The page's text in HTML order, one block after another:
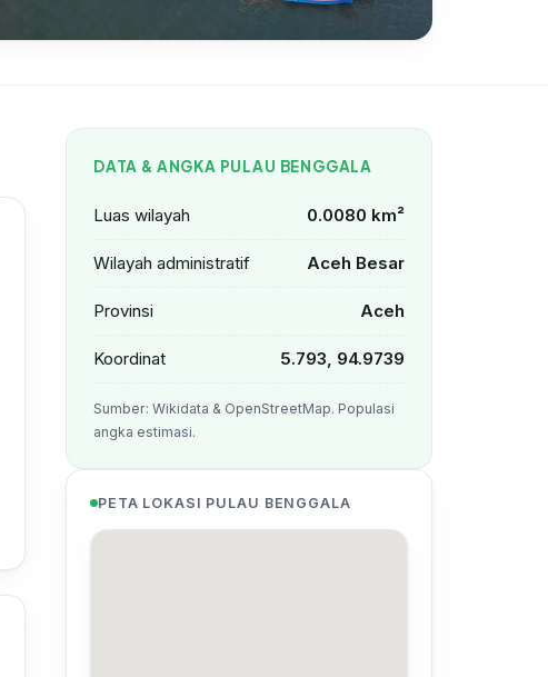
DATA & ANGKA PULAU BENGGALA
Luas wilayah 0.0080 km²
Wilayah administratif Aceh Besar
Provinsi Aceh
Koordinat 5.793, 94.9739
Sumber: Wikidata & OpenStreetMap. Populasi
angka estimasi.
PETA LOKASI PULAU BENGGALA